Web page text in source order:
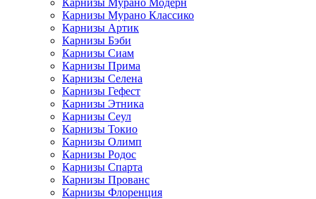
Карнизы Мурано Модерн
Карнизы Мурано Классико
Карнизы Артик
Карнизы Бэби
Карнизы Сиам
Карнизы Прима
Карнизы Селена
Карнизы Гефест
Карнизы Этника
Карнизы Сеул
Карнизы Токио
Карнизы Олимп
Карнизы Родос
Карнизы Спарта
Карнизы Прованс
Карнизы Флоренция